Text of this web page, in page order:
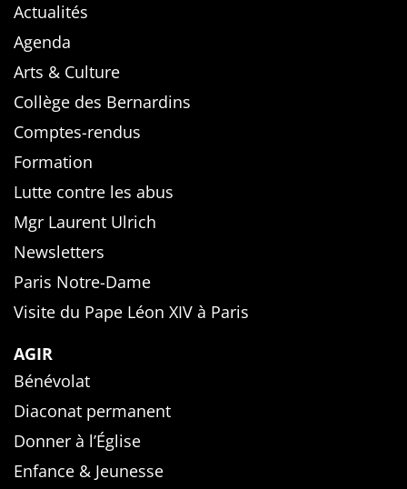
Actualités
Agenda
Arts & Culture
Collège des Bernardins
Comptes-rendus
Formation
Lutte contre les abus
Mgr Laurent Ulrich
Newsletters
Paris Notre-Dame
Visite du Pape Léon XIV à Paris
AGIR
Bénévolat
Diaconat permanent
Donner à l’Église
Enfance & Jeunesse